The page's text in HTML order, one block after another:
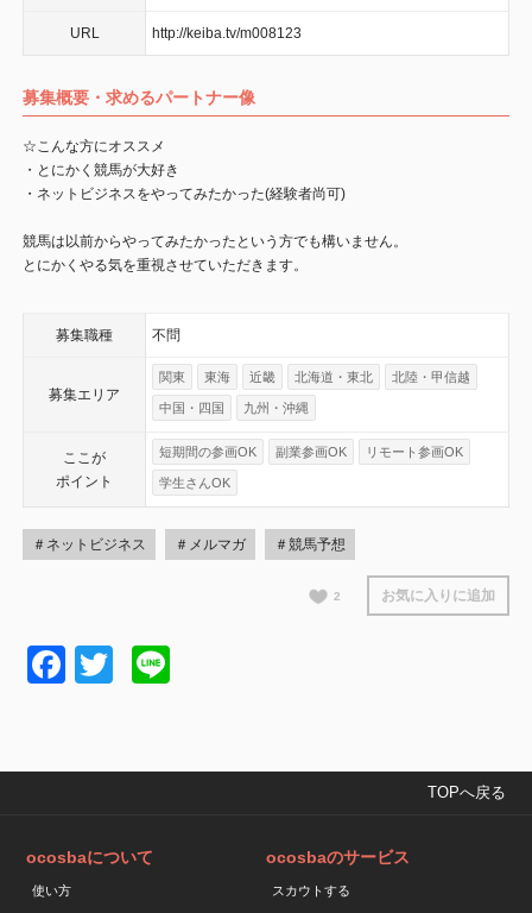
URL http://keiba.tv/m008123
募集概要・求めるパートナー像
☆こんな方にオススメ
・とにかく競馬が大好き
・ネットビジネスをやってみたかった(経験者尚可)
競馬は以前からやってみたかったという方でも構いません。
とにかくやる気を重視させていただきます。
募集職種 不問
募集エリア
関東 東海 近畿 北海道・東北 北陸・甲信越
中国・四国 九州・沖縄
ここが
ポイント
短期間の参画OK 副業参画OK リモート参画OK
学生さんOK
＃ネットビジネス ＃メルマガ ＃競馬予想
2 お気に入りに追加
Facebook
Twitter
TOPへ戻る
ocosbaについて
使い方
ocosbaのサービス
スカウトする